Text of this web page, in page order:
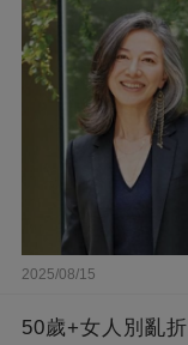
2025/08/15
50歲+女人別亂